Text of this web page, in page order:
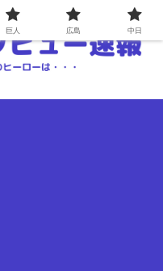
巨人 広島 中日